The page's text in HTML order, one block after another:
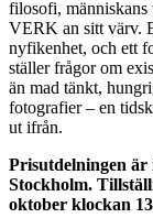
filosofi, människans
VERK an sitt värv.
nyfikenhet, och ett
ställer frågor om
än mad tänkt,
fotografier – en
ut ifrån.
Prisutdelningen
Stockholm.
oktober klockan